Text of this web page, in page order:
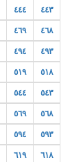
٤٤٣ ٤٤٤
٤٦٨ ٤٦٩
٤٩٣ ٤٩٤
٥١٨ ٥١٩
٥٤٣ ٥٤٤
٥٦٨ ٥٦٩
٥٩٣ ٥٩٤
٦١٨ ٦١٩